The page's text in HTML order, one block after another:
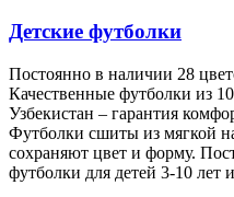
Детские футболки
Постоянно в наличии 28
Качественные футболки из
Узбекистан – гарантия
Футболки сшиты из мягкой
сохраняют цвет и форму.
футболки для детей 3-10 лет